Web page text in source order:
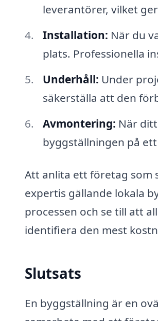
leverantörer, vilket
Installation: När du
plats. Professionella
Underhåll: Under
säkerställa att den
Avmontering: När
byggställningen på
Att anlita ett företag som
expertis gällande lokala
processen och se till att
identifiera den mest
Slutsats
En byggställning är en